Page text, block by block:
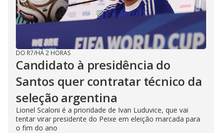
DO R7/HÁ 2 HORAS
Candidato à presidência do
Santos quer contratar técnico da
seleção argentina
Lionel Scaloni é a prioridade de Ivan Luduvice, que vai
tentar virar presidente do Peixe em eleição marcada para
o fim do ano